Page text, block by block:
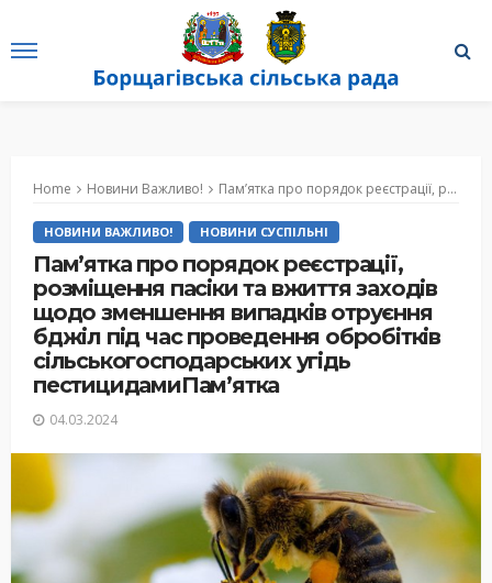
Home Новини Важливо! Пам’ятка про порядок реєстрації, розміщення пасіки та вжиття заходів щодо зменшення випадків отруєння бджіл під час проведення обробітків сільськогосподарських угідь пестицидамиПам’ятка
НОВИНИ ВАЖЛИВО! НОВИНИ СУСПІЛЬНІ
Пам’ятка про порядок реєстрації,
розміщення пасіки та вжиття заходів
щодо зменшення випадків отруєння
бджіл під час проведення обробітків
сільськогосподарських угідь
пестицидамиПам’ятка
04.03.2024